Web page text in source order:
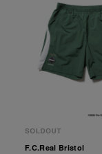
F.C.Real Bristol